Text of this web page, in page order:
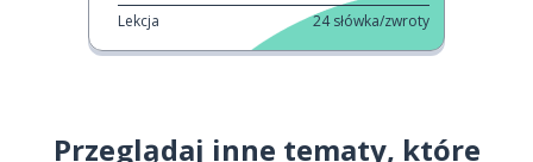
Lekcja 24 słówka/zwroty
Przeglądaj inne tematy, które